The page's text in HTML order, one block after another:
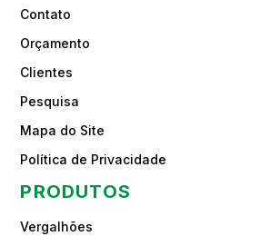
Contato
Orçamento
Clientes
Pesquisa
Mapa do Site
Política de Privacidade
PRODUTOS
Vergalhões